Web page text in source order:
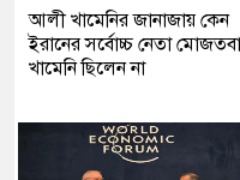
আলী খামেনির জানাজায় কেন
ইরানের সর্বোচ্চ নেতা মোজতবা
খামেনি ছিলেন না